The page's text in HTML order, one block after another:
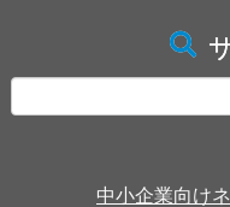
索:
中小企業向け